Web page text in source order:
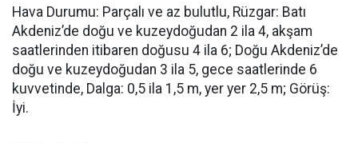
Hava Durumu: Parçalı ve az bulutlu, Rüzgar: Batı
Akdeniz’de doğu ve kuzeydoğudan 2 ila 4, akşam
saatlerinden itibaren doğusu 4 ila 6; Doğu Akdeniz’de
doğu ve kuzeydoğudan 3 ila 5, gece saatlerinde 6
kuvvetinde, Dalga: 0,5 ila 1,5 m, yer yer 2,5 m; Görüş:
İyi.